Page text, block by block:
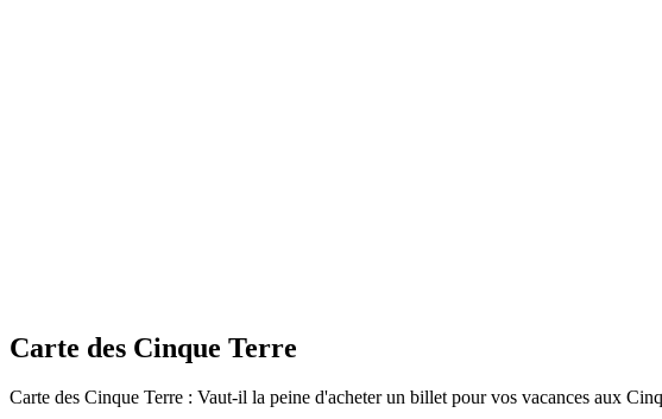
Carte des Cinque Terre
Carte des Cinque Terre : Vaut-il la peine d'acheter un billet pour vos vacances aux